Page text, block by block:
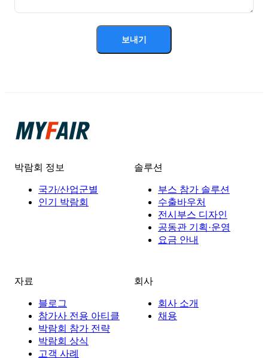
보내기
박람회 정보
국가/산업군별
인기 박람회
솔루션
부스 참가 솔루션
수출바우처
전시부스 디자인
공동관 기획·운영
요금 안내
자료
블로그
참가사 전용 아티클
박람회 참가 전략
박람회 상식
고객 사례
회사
회사 소개
채용